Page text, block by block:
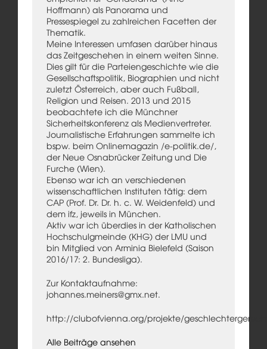
Hoffmann) als Panorama und
Pressespiegel zu zahlreichen Facetten der
Thematik.
Meine Interessen umfasen darüber hinaus
das Zeitgeschehen in einem weiten Sinne.
Dies gilt für die Parteiengeschichte wie die
Gesellschaftspolitik, Biographien und nicht
zuletzt Österreich, aber auch Fußball,
Religion und Reisen. 2013 und 2015
beobachtete ich die Münchner
Sicherheitskonferenz als Medienvertreter.
Journalistische Erfahrungen sammelte ich
bspw. beim Onlinemagazin /e-politik.de/,
der Neue Osnabrücker Zeitung und Die
Furche (Wien).
Ebenso war ich an verschiedenen
wissenschaftlichen Instituten tätig: dem
CAP (Prof. Dr. Dr. h. c. W. Weidenfeld) und
dem ifz, jeweils in München.
Aktiv war ich überdies in der Katholischen
Hochschulgmeinde (KHG) der LMU und
bin Mitglied von Arminia Bielefeld (Saison
2016/17: 2. Bundesliga).
Zur Kontaktaufnahme:
johannes.meiners@gmx.net.
http://clubofvienna.org/projekte/
Alle Beiträge ansehen